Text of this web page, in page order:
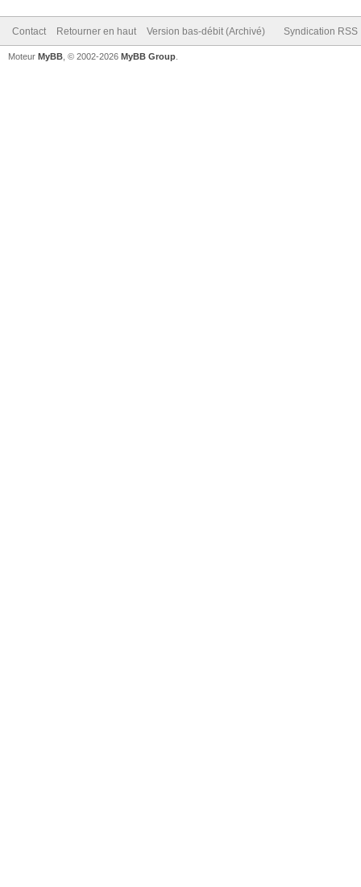
Contact Retourner en haut Version bas-débit (Archivé) Syndication RSS
Moteur MyBB , © 2002-2026 MyBB Group